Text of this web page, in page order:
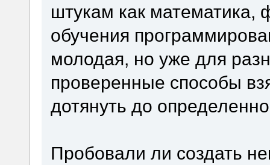
штукам как
обучения
молодая, но уже для
проверенные способы
дотянуть до
Пробовали ли создать